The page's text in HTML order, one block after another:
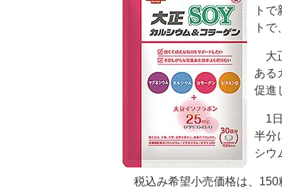
ト
ト
大
ある
促進
1日
半分
シウ
税込み希望小売価格は、150